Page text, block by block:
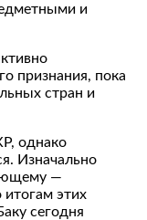
и
признания, пока
стран и
однако
Изначально
—
итогам этих
сегодня